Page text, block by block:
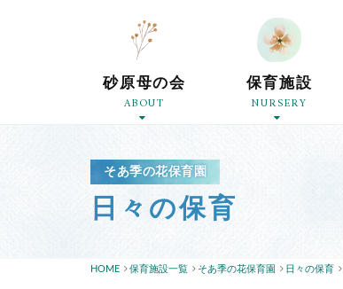
砂原母の会
ABOUT
保育施設
NURSERY
そあ季の花保育園
日々の保育
HOME 保育施設一覧 そあ季の花保育園 日々の保育